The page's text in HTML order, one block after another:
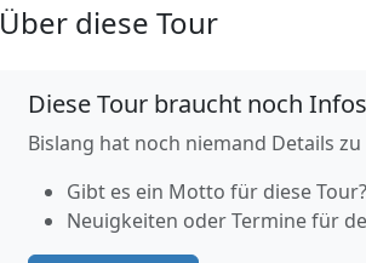
Über diese Tour
Diese Tour braucht noch Infos
Bislang hat noch niemand Details
Gibt es ein Motto für diese Tour?
Neuigkeiten oder Termine für